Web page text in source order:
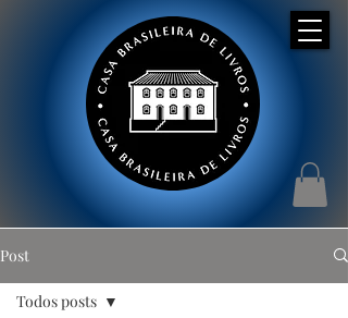
Post
Todos posts